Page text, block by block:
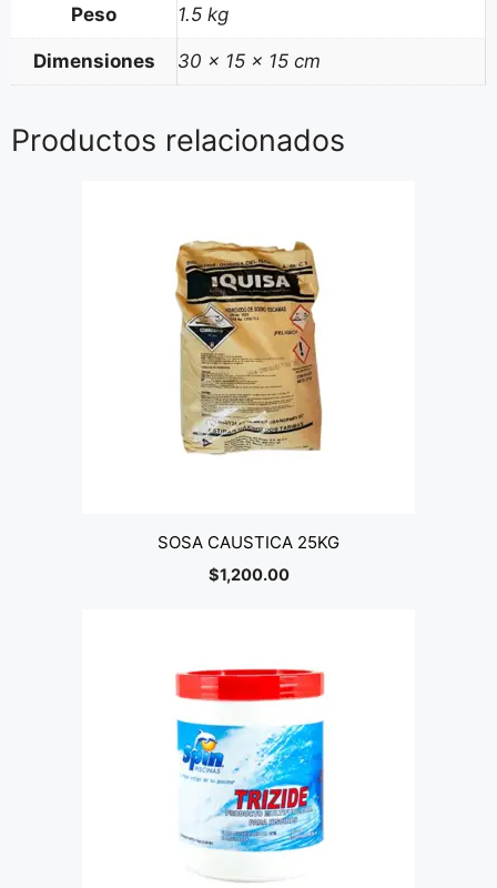
Peso 1.5 kg
Dimensiones 30 × 15 × 15 cm
Productos relacionados
SOSA CAUSTICA 25KG
$1,200.00